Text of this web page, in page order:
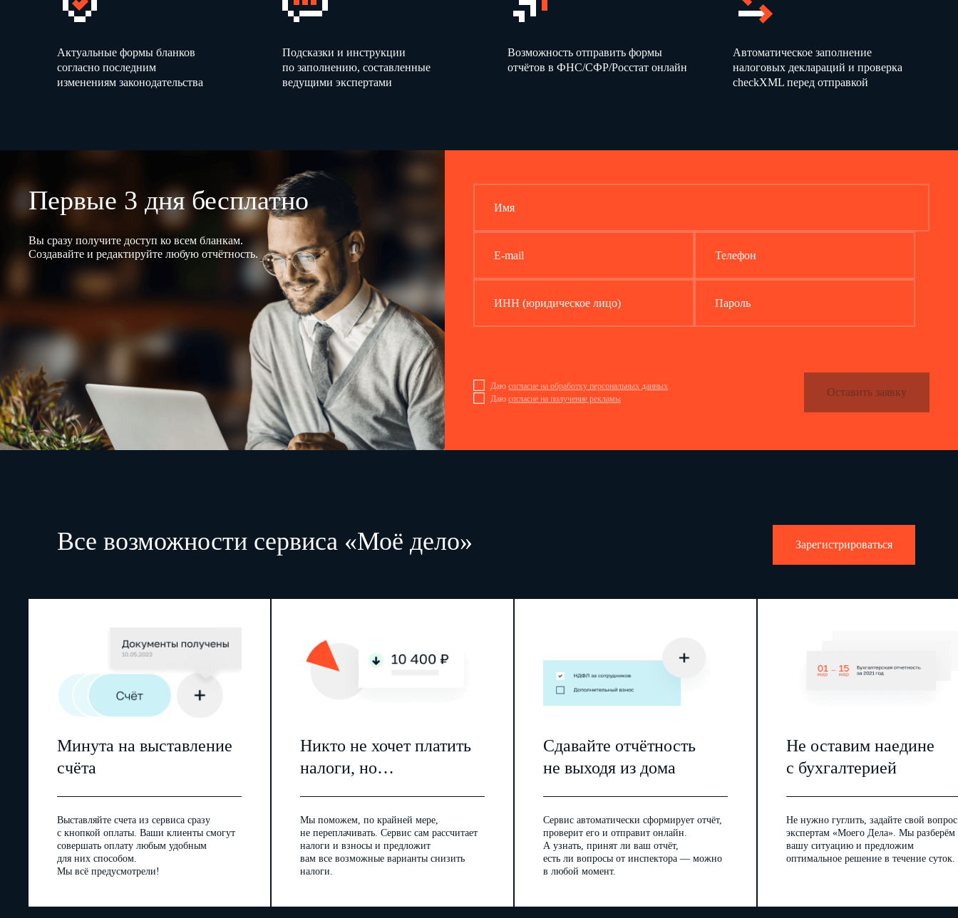
Актуальные формы бланков
согласно последним
изменениям законодательства
Подсказки и инструкции
по заполнению, составленные
ведущими экспертами
Возможность отправить формы
отчётов в ФНС/СФР/Росстат онлайн
Автоматическое заполнение
налоговых деклараций и проверка
checkXML перед отправкой
Первые 3 дня бесплатно
Вы сразу получите доступ ко всем бланкам.
Создавайте и редактируйте любую отчётность.
Имя
E-mail Телефон
ИНН (юридическое лицо) Пароль
Даю согласие на обработку персональных данных
Даю согласие на получение рекламы
Оставить заявку
Все возможности сервиса «Моё дело» Зарегистрироваться
Минута на выставление
счёта
Выставляйте счета из сервиса сразу
с кнопкой оплаты. Ваши клиенты смогут
совершать оплату любым удобным
для них способом.
Мы всё предусмотрели!
Никто не хочет платить
налоги, но…
Мы поможем, по крайней мере,
не переплачивать. Сервис сам рассчитает
налоги и взносы и предложит
вам все возможные варианты снизить
налоги.
Сдавайте отчётность
не выходя из дома
Сервис автоматически сформирует отчёт,
проверит его и отправит онлайн.
А узнать, принят ли ваш отчёт,
есть ли вопросы от инспектора — можно
в любой момент.
Не оставим наедине
с бухгалтерией
Не нужно гуглить, задайте свой вопрос
экспертам «Моего Дела». Мы разберём
вашу ситуацию и предложим
оптимальное решение в течение суток.